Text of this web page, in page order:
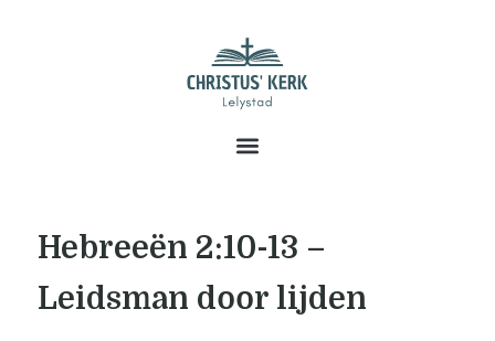
Hebreeën 2:10-13 –
Leidsman door lijden